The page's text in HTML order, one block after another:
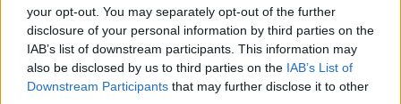
your opt-out. You may separately opt-out of the further
disclosure of your personal information by third parties on the
IAB’s list of downstream participants. This information may
also be disclosed by us to third parties on the IAB’s List of
Downstream Participants that may further disclose it to other
Artículo anterior
El Instituto Coordenadas
destaca que el fútbol
español es "el que
Artículo siguiente
Ciudadanos "desaparece
del mapa" y Podemos,
de Madrid